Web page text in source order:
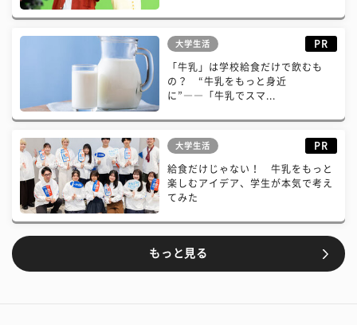
大学生活 PR
「牛乳」は学校給食だけで飲むも
の？ “牛乳をもっと身近
に”――「牛乳でスマ...
大学生活 PR
給食だけじゃない！ 牛乳をもっと
楽しむアイデア、学生が本気で考え
てみた
もっと見る